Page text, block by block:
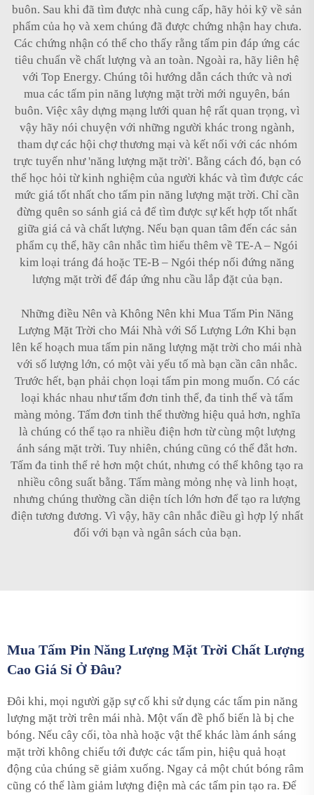
buôn. Sau khi đã tìm được nhà cung cấp, hãy hỏi kỹ về sản
phẩm của họ và xem chúng đã được chứng nhận hay chưa.
Các chứng nhận có thể cho thấy rằng tấm pin đáp ứng các
tiêu chuẩn về chất lượng và an toàn. Ngoài ra, hãy liên hệ
với Top Energy. Chúng tôi hướng dẫn cách thức và nơi
mua các tấm pin năng lượng mặt trời mới nguyên, bán
buôn. Việc xây dựng mạng lưới quan hệ rất quan trọng, vì
vậy hãy nói chuyện với những người khác trong ngành,
tham dự các hội chợ thương mại và kết nối với các nhóm
trực tuyến như 'năng lượng mặt trời'. Bằng cách đó, bạn có
thể học hỏi từ kinh nghiệm của người khác và tìm được các
mức giá tốt nhất cho tấm pin năng lượng mặt trời. Chỉ cần
đừng quên so sánh giá cả để tìm được sự kết hợp tốt nhất
giữa giá cả và chất lượng. Nếu bạn quan tâm đến các sản
phẩm cụ thể, hãy cân nhắc tìm hiểu thêm về TE-A – Ngói
kim loại tráng đá hoặc TE-B – Ngói thép nối đứng năng
lượng mặt trời để đáp ứng nhu cầu lắp đặt của bạn.
Những điều Nên và Không Nên khi Mua Tấm Pin Năng
Lượng Mặt Trời cho Mái Nhà với Số Lượng Lớn Khi bạn
lên kế hoạch mua tấm pin năng lượng mặt trời cho mái nhà
với số lượng lớn, có một vài yếu tố mà bạn cần cân nhắc.
Trước hết, bạn phải chọn loại tấm pin mong muốn. Có các
loại khác nhau như tấm đơn tinh thể, đa tinh thể và tấm
màng mỏng. Tấm đơn tinh thể thường hiệu quả hơn, nghĩa
là chúng có thể tạo ra nhiều điện hơn từ cùng một lượng
ánh sáng mặt trời. Tuy nhiên, chúng cũng có thể đắt hơn.
Tấm đa tinh thể rẻ hơn một chút, nhưng có thể không tạo ra
nhiều công suất bằng. Tấm màng mỏng nhẹ và linh hoạt,
nhưng chúng thường cần diện tích lớn hơn để tạo ra lượng
điện tương đương. Vì vậy, hãy cân nhắc điều gì hợp lý nhất
đối với bạn và ngân sách của bạn.
Mua Tấm Pin Năng Lượng Mặt Trời Chất Lượng
Cao Giá Sỉ Ở Đâu?
Đôi khi, mọi người gặp sự cố khi sử dụng các tấm pin năng
lượng mặt trời trên mái nhà. Một vấn đề phổ biến là bị che
bóng. Nếu cây cối, tòa nhà hoặc vật thể khác làm ánh sáng
mặt trời không chiếu tới được các tấm pin, hiệu quả hoạt
động của chúng sẽ giảm xuống. Ngay cả một chút bóng râm
cũng có thể làm giảm lượng điện mà các tấm pin tạo ra. Để